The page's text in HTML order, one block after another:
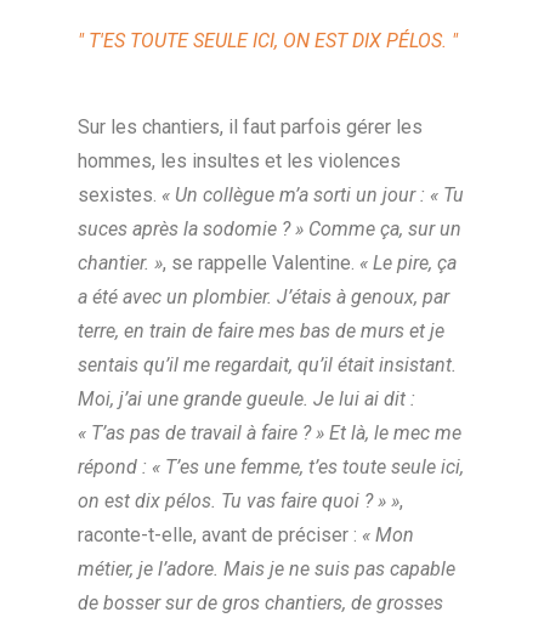
" T'ES TOUTE SEULE ICI, ON EST DIX PÉLOS. "
Sur les chantiers, il faut parfois gérer les
hommes, les insultes et les violences
sexistes. « Un collègue m’a sorti un jour : « Tu
suces après la sodomie ? » Comme ça, sur un
chantier. », se rappelle Valentine. « Le pire, ça
a été avec un plombier. J’étais à genoux, par
terre, en train de faire mes bas de murs et je
sentais qu’il me regardait, qu’il était insistant.
Moi, j’ai une grande gueule. Je lui ai dit :
« T’as pas de travail à faire ? » Et là, le mec me
répond : « T’es une femme, t’es toute seule ici,
on est dix pélos. Tu vas faire quoi ? » »,
raconte-t-elle, avant de préciser : « Mon
métier, je l’adore. Mais je ne suis pas capable
de bosser sur de gros chantiers, de grosses